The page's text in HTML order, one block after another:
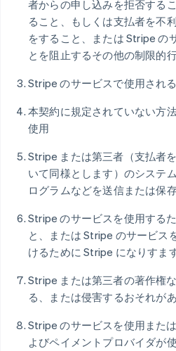
者からの申し込みを拒否する
ること、もしくは支払者を不
をすること、または Stripe の
とを阻止するその他の制限的
Stripe のサービスで使用され
本契約に規定されていない方
使用
Stripe または第三者（支払者
いて同様とします）のシステ
ログラムなどを送信または保
Stripe のサービスを使用する
と、または Stripe のサービス
けるために Stripe になりすま
Stripe または第三者の著作権
る、または侵害するおそれが
Stripe のサービスを使用また
よびペイメントプロバイダが